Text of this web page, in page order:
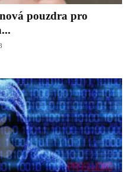
pouzdra pro